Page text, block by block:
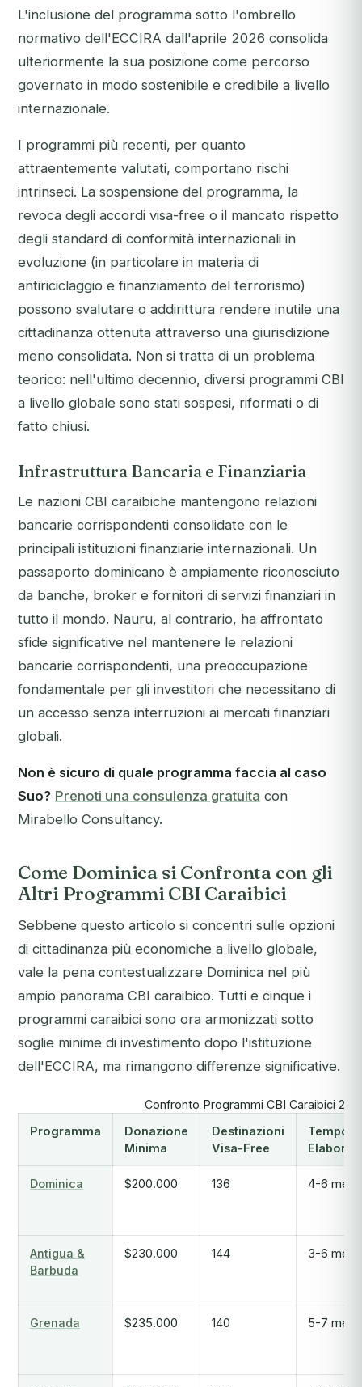
L'inclusione del programma sotto l'ombrello
normativo dell'ECCIRA dall'aprile 2026 consolida
ulteriormente la sua posizione come percorso
governato in modo sostenibile e credibile a livello
internazionale.
I programmi più recenti, per quanto
attraentemente valutati, comportano rischi
intrinseci. La sospensione del programma, la
revoca degli accordi visa-free o il mancato rispetto
degli standard di conformità internazionali in
evoluzione (in particolare in materia di
antiriciclaggio e finanziamento del terrorismo)
possono svalutare o addirittura rendere inutile una
cittadinanza ottenuta attraverso una giurisdizione
meno consolidata. Non si tratta di un problema
teorico: nell'ultimo decennio, diversi programmi CBI
a livello globale sono stati sospesi, riformati o di
fatto chiusi.
Infrastruttura Bancaria e Finanziaria
Le nazioni CBI caraibiche mantengono relazioni
bancarie corrispondenti consolidate con le
principali istituzioni finanziarie internazionali. Un
passaporto dominicano è ampiamente riconosciuto
da banche, broker e fornitori di servizi finanziari in
tutto il mondo. Nauru, al contrario, ha affrontato
sfide significative nel mantenere le relazioni
bancarie corrispondenti, una preoccupazione
fondamentale per gli investitori che necessitano di
un accesso senza interruzioni ai mercati finanziari
globali.
Non è sicuro di quale programma faccia al caso
Suo? Prenoti una consulenza gratuita con
Mirabello Consultancy.
Come Dominica si Confronta con gli
Altri Programmi CBI Caraibici
Sebbene questo articolo si concentri sulle opzioni
di cittadinanza più economiche a livello globale,
vale la pena contestualizzare Dominica nel più
ampio panorama CBI caraibico. Tutti e cinque i
programmi caraibici sono ora armonizzati sotto
soglie minime di investimento dopo l'istituzione
dell'ECCIRA, ma rimangono differenze significative.
Confronto Programmi CBI Caraibici
Programma
Donazione
Minima
Destinazioni
Visa-Free
Tempo di
Dominica $200.000 136 4-6 mesi
Antigua &
Barbuda
$230.000 144 3-6 mesi
Grenada $235.000 140 5-7 mesi